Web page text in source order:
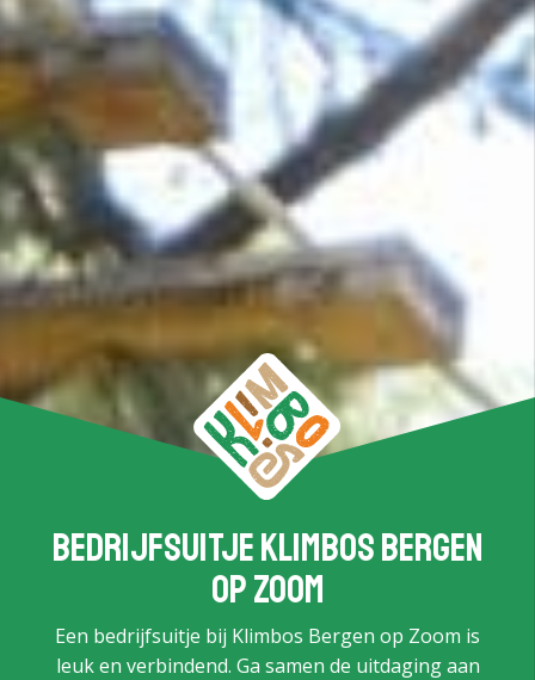
Bedrijfsuitje Klimbos Bergen
op Zoom
Een bedrijfsuitje bij Klimbos Bergen op Zoom is
leuk en verbindend. Ga samen de uitdaging aan